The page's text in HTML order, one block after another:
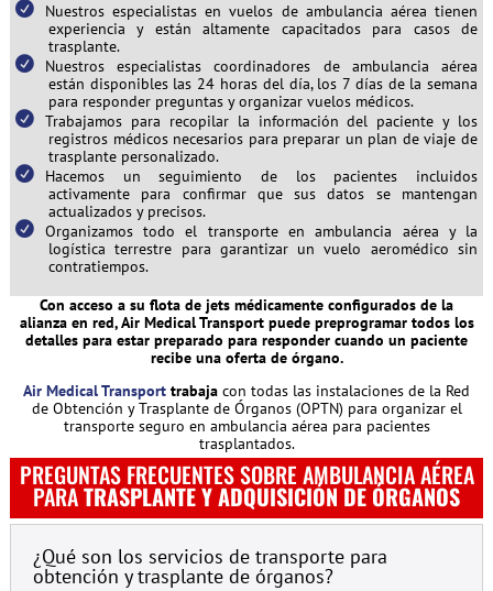
Nuestros especialistas en vuelos de ambulancia aérea tienen
experiencia y están altamente capacitados para casos de
trasplante.
Nuestros especialistas coordinadores de ambulancia aérea
están disponibles las 24 horas del día, los 7 días de la semana
para responder preguntas y organizar vuelos médicos.
Trabajamos para recopilar la información del paciente y los
registros médicos necesarios para preparar un plan de viaje de
trasplante personalizado.
Hacemos un seguimiento de los pacientes incluidos
activamente para confirmar que sus datos se mantengan
actualizados y precisos.
Organizamos todo el transporte en ambulancia aérea y la
logística terrestre para garantizar un vuelo aeromédico sin
contratiempos.
Con acceso a su flota de jets médicamente configurados de la
alianza en red, Air Medical Transport puede preprogramar todos los
detalles para estar preparado para responder cuando un paciente
recibe una oferta de órgano.
Air Medical Transport trabaja con todas las instalaciones de la Red
de Obtención y Trasplante de Órganos (OPTN) para organizar el
transporte seguro en ambulancia aérea para pacientes
trasplantados.
PREGUNTAS FRECUENTES SOBRE AMBULANCIA AÉREA
PARATRASPLANTE Y ADQUISICIÓN DE ÓRGANOS
¿Qué son los servicios de transporte para
obtención y trasplante de órganos?